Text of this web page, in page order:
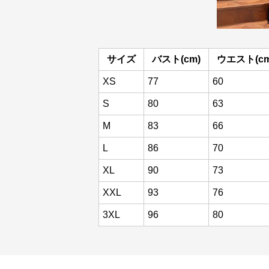
サイズ バスト(cm) ウエスト
XS 77 60
S 80 63
M 83 66
L 86 70
XL 90 73
XXL 93 76
3XL 96 80